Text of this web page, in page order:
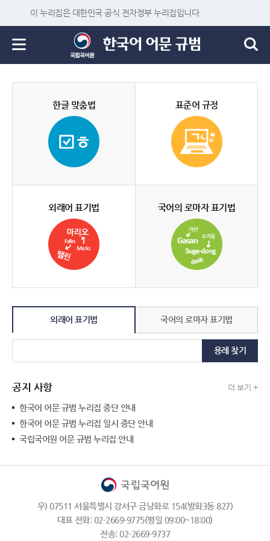
이 누리집은 대한민국 공식 전자정부 누리집입니다.
한글 맞춤법 표준어 규정
외래어 표기법 국어의 로마자 표기법
외래어 표기법 국어의 로마자 표기법
용례 찾기
공지 사항 더 보기 +
한국어 어문 규범 누리집 중단 안내
한국어 어문 규범 누리집 일시 중단 안내
국립국어원 어문 규범 누리집 안내
우) 07511 서울특별시 강서구 금낭화로 154(방화3동 827)
대표 전화: 02-2669-9775(평일 09:00~18:00)
전송: 02-2669-9737